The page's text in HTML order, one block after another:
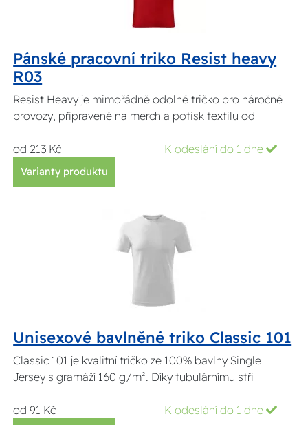
Pánské pracovní triko Resist heavy
R03
Resist Heavy je mimořádně odolné tričko pro náročné
provozy, připravené na merch a potisk textilu od
od 213 Kč K odeslání do 1 dne
Varianty produktu
Unisexové bavlněné triko Classic 101
Classic 101 je kvalitní tričko ze 100% bavlny Single
Jersey s gramáží 160 g/m². Díky tubulárnímu stři
od 91 Kč K odeslání do 1 dne